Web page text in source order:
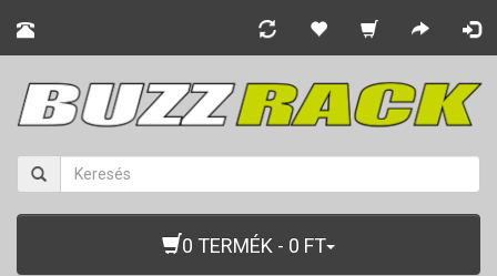
0 TERMÉK - 0 FT